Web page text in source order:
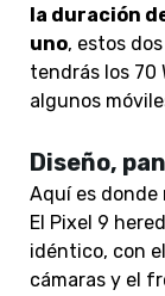
la duración
uno, estos
tendrás los 70
algunos
Diseño,
Aquí es donde
El Pixel 9
idéntico, con
cámaras y el